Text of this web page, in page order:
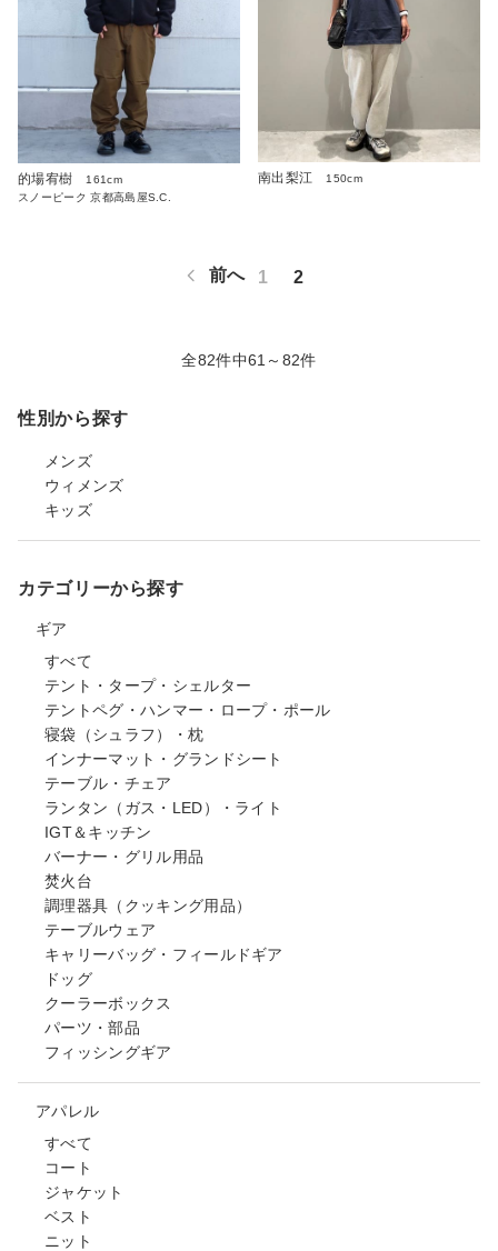
的場宥樹
161cm
スノーピーク 京都高島屋S.C.
南出梨江 150cm
前へ 1 2
全82件中61～82件
性別から探す
メンズ
ウィメンズ
キッズ
カテゴリーから探す
ギア
すべて
テント・タープ・シェルター
テントペグ・ハンマー・ロープ・ポール
寝袋（シュラフ）・枕
インナーマット・グランドシート
テーブル・チェア
ランタン（ガス・LED）・ライト
IGT＆キッチン
バーナー・グリル用品
焚火台
調理器具（クッキング用品）
テーブルウェア
キャリーバッグ・フィールドギア
ドッグ
クーラーボックス
パーツ・部品
フィッシングギア
アパレル
すべて
コート
ジャケット
ベスト
ニット